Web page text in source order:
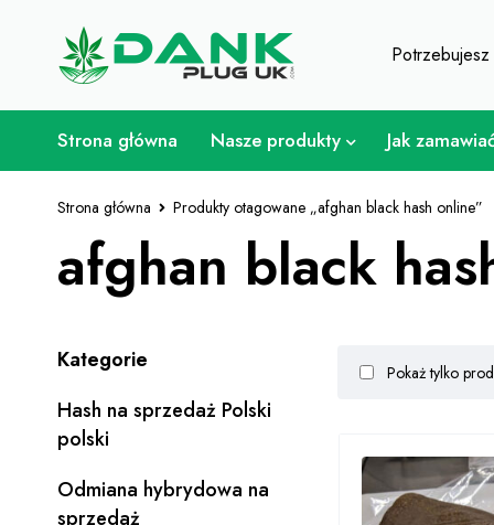
Strona główna Nasze produkty Jak
Strona główna Produkty otagowane „afghan black hash online”
afghan black
Kategorie
Hash na sprzedaż Polski
polski
Odmiana hybrydowa na
sprzedaż
Pokaż tylko
Dla miłośnika chwastów -